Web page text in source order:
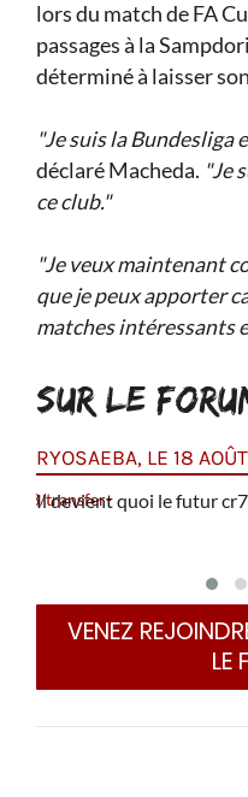
lors du match de FA
passages à la
déterminé à laisser
"Je suis la Bundesliga
déclaré Macheda. "Je
ce club."
"Je veux maintenant
que je peux apporter
matches intéressants
SUR LE
transfer-
RYOSAEBA, LE 18
Il devient quoi le futur
VENEZ
LE